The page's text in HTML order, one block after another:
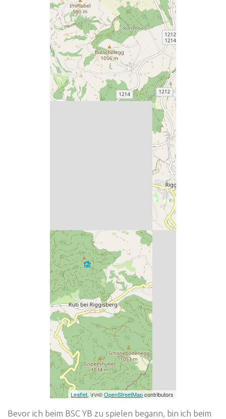
Leaflet, \r\n©OpenStreetMapcontributors
Bevor ich beim BSC YB zu spielen begann, bin ich beim